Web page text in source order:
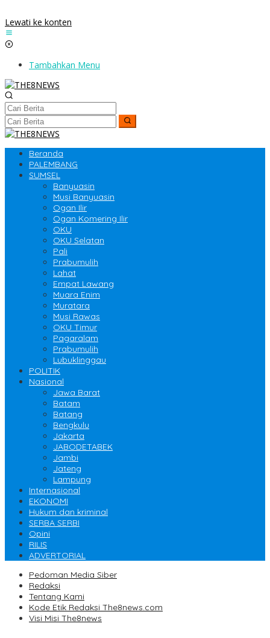
Lewati ke konten
Tambahkan Menu
Beranda
PALEMBANG
SUMSEL
Banyuasin
Musi Banyuasin
Ogan Ilir
Ogan Komering Ilir
OKU
OKU Selatan
Pali
Prabumulih
Lahat
Empat Lawang
Muara Enim
Muratara
Musi Rawas
OKU Timur
Pagaralam
Prabumulih
Lubuklinggau
POLITIK
Nasional
Jawa Barat
Batam
Batang
Bengkulu
Jakarta
JABODETABEK
Jambi
Jateng
Lampung
Internasional
EKONOMI
Hukum dan kriminal
SERBA SERBI
Opini
RILIS
ADVERTORIAL
Pedoman Media Siber
Redaksi
Tentang Kami
Kode Etik Redaksi The8news.com
Visi Misi The8news